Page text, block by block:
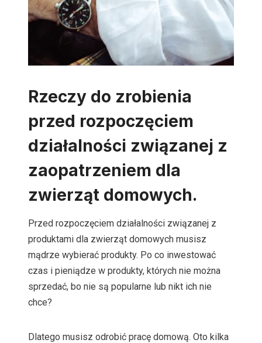
Rzeczy do zrobienia
przed rozpoczęciem
działalności związanej z
zaopatrzeniem dla
zwierząt domowych.
Przed rozpoczęciem działalności związanej z
produktami dla zwierząt domowych musisz
mądrze wybierać produkty. Po co inwestować
czas i pieniądze w produkty, których nie można
sprzedać, bo nie są popularne lub nikt ich nie
chce?
Dlatego musisz odrobić pracę domową. Oto kilka